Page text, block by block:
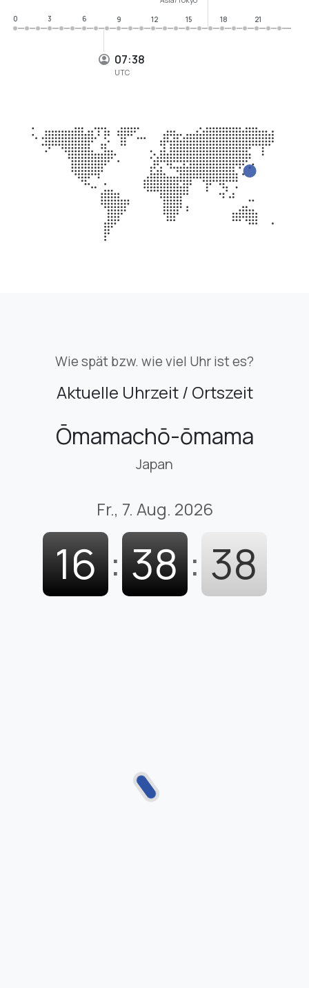
07:38
UTC
0
3 6 9 12 15 18 21
Wie spät bzw. wie viel Uhr ist es?
Aktuelle Uhrzeit / Ortszeit
Ōmamachō-ōmama
Japan
Fr., 7. Aug. 2026
16 : 38 : 39